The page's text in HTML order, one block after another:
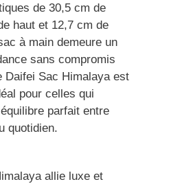
de 30,5 cm de
haut et 12,7 cm de
à main demeure un
sans compromis
Daifei Sac Himalaya est
pour celles qui
parfait entre
quotidien.
allie luxe et